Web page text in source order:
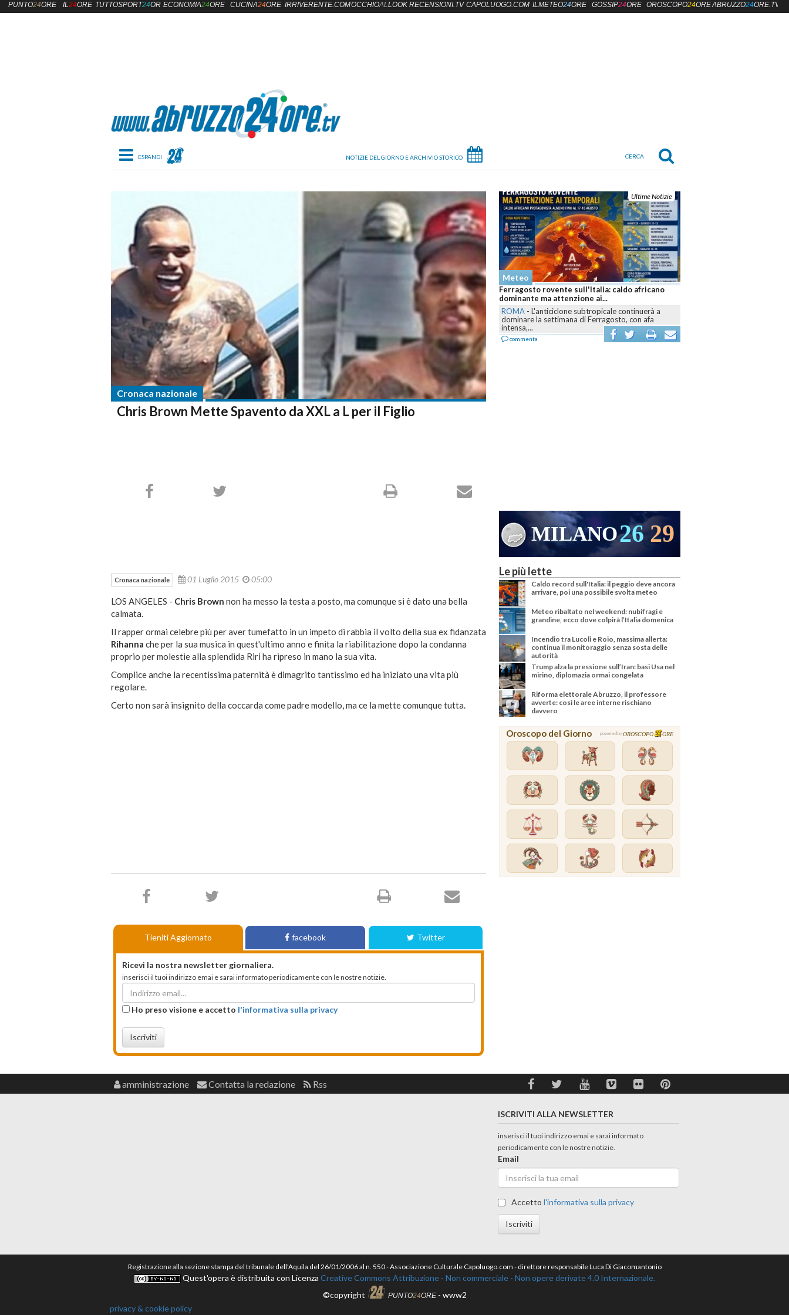
Toggle navigation
Cronaca nazionale
Chris Brown Mette Spavento da XXL a L per il Figlio
Ultime Notizie
Ferragosto rovente sull'Italia: caldo africano
dominante ma attenzione ai...
L'anticiclone subtropicale continuerà a
dominare la settimana di Ferragosto, con afa
commenta
Meteo
Caldo africano senza tregua: Ferragosto
bollente e cresce l'allarme siccità anche...
ROMA-L'anticiclone africano continuerà a
dominare l'Italia almeno fino alla seconda metà di
29 VENEZIA25
Cronaca nazionale 01 Luglio 2015 05:00
LOS ANGELES - Chris Brown non ha messo la testa a posto, ma comunque si è dato una bella
calmata.
Il rapper ormai celebre più per aver tumefatto in un impeto di rabbia il volto della sua ex fidanzata
Rihanna che per la sua musica in quest'ultimo anno e finita la riabilitazione dopo la condanna
proprio per molestie alla splendida Riri ha ripreso in mano la sua vita.
Complice anche la recentissima paternità è dimagrito tantissimo ed ha iniziato una vita più
regolare.
Certo non sarà insignito della coccarda come padre modello, ma ce la mette comunque tutta.
Tieniti Aggiornato facebook Twitter
Ricevi la nostra newsletter giornaliera.
inserisci il tuoi indirizzo emai e sarai informato periodicamente con le nostre notizie.
Ho preso visione e accetto l'informativa sulla privacy
Iscriviti
Le più lette
Caldo record sull'Italia: il peggio deve ancora
arrivare, poi una possibile svolta meteo
Meteo ribaltato nel weekend: nubifragi e
grandine, ecco dove colpirà l’Italia domenica
Incendio tra Lucoli e Roio, massima allerta:
continua il monitoraggio senza sosta delle
autorità
Trump alza la pressione sull’Iran: basi Usa nel
mirino, diplomazia ormai congelata
Riforma elettorale Abruzzo, il professore
avverte: così le aree interne rischiano
davvero
Oroscopo del Giorno powered byOROSCOPO ORE
PUNTO24ORE IL24ORE TUTTOSPORT24OREECONOMIA24ORE CUCINA24ORE IRRIVERENTE.COMOCCHIOALLOOK RECENSIONI.TV CAPOLUOGO.COM ILMETEO24ORE GOSSIP24ORE OROSCOPO24OREABRUZZO24ORE.TV
amministrazione Contatta la redazione Rss
ISCRIVITI ALLA NEWSLETTER
inserisci il tuoi indirizzo emai e sarai informato
periodicamente con le nostre notizie.
Email
Accettol'informativa sulla privacy
Iscriviti
Registrazione alla sezione stampa del tribunale dell'Aquila del 26/01/2006 al n. 550 - Associazione Culturale Capoluogo.com - direttore responsabile Luca Di Giacomantonio
Quest'opera è distribuita con Licenza Creative Commons Attribuzione - Non commerciale - Non opere derivate 4.0 Internazionale.
©copyright
PUNTO24ORE- www2
privacy & cookie policy